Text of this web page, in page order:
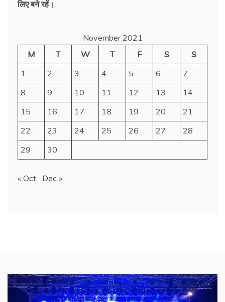
लिए बने रहें।
November 2021
M
T W T F S
S
1
2 3 4 5 6
7
8
9 10 11 12 13
14
15
16 17 18 19 20
21
22
23 24 25 26 27
28
29
30
« Oct Dec »
Video
Player